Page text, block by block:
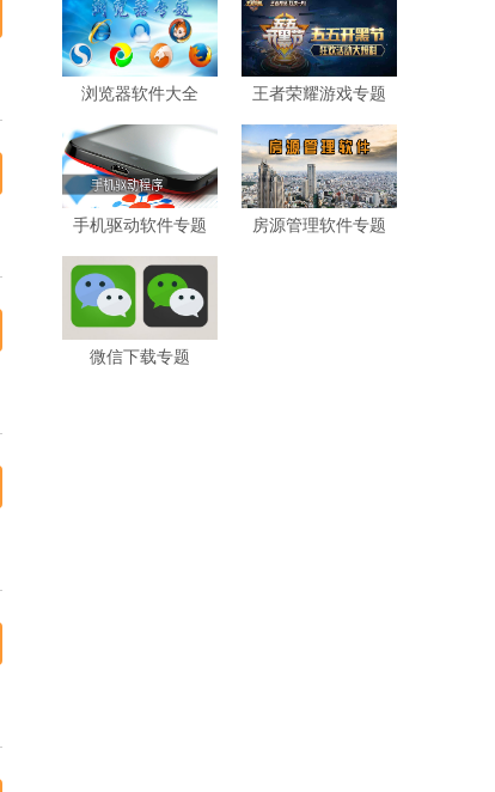
浏览器软件大全 王者荣耀游戏专题
手机驱动软件专题 房源管理软件专题
微信下载专题